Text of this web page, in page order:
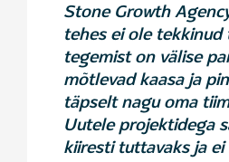
Stone Growth
tehes ei ole
tegemist on välise
mõtlevad kaasa ja
täpselt nagu oma
Uutele projektidega
kiiresti tuttavaks ja